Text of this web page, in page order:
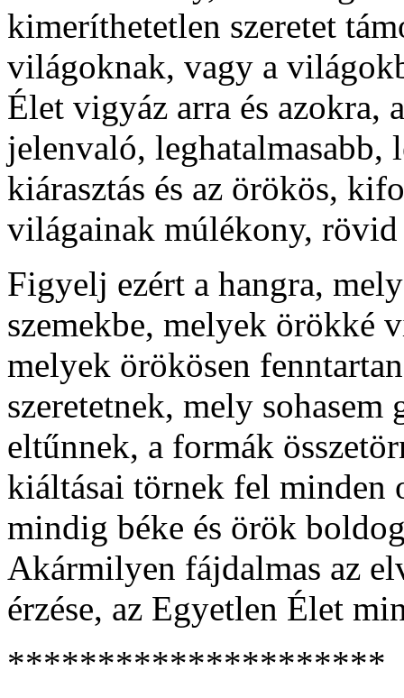
kimeríthetetlen szeretet
világoknak, vagy a
Élet vigyáz arra és azokra,
jelenvaló, leghatalmasabb,
kiárasztás és az örökös,
világainak múlékony,
Figyelj ezért a hangra,
szemekbe, melyek örökké
melyek örökösen
szeretetnek, mely
eltűnnek, a formák
kiáltásai törnek fel minden
mindig béke és örök
Akármilyen fájdalmas az
érzése, az Egyetlen Élet
*********************